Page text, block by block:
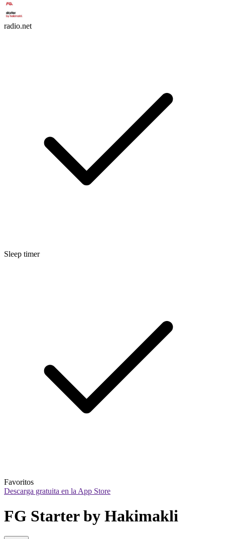
radio.net
Sleep timer
Favoritos
Descarga gratuita en la App Store
FG Starter by Hakimakli